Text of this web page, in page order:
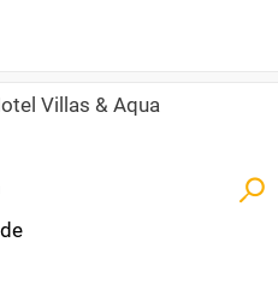
Villas & Aqua